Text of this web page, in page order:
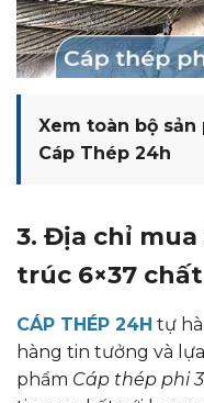
Xem toàn bộ sản
Cáp Thép 24h
3. Địa chỉ
trúc 6×37
CÁP THÉP 24H tự
hàng tin tưởng và
phẩm Cáp thép phi